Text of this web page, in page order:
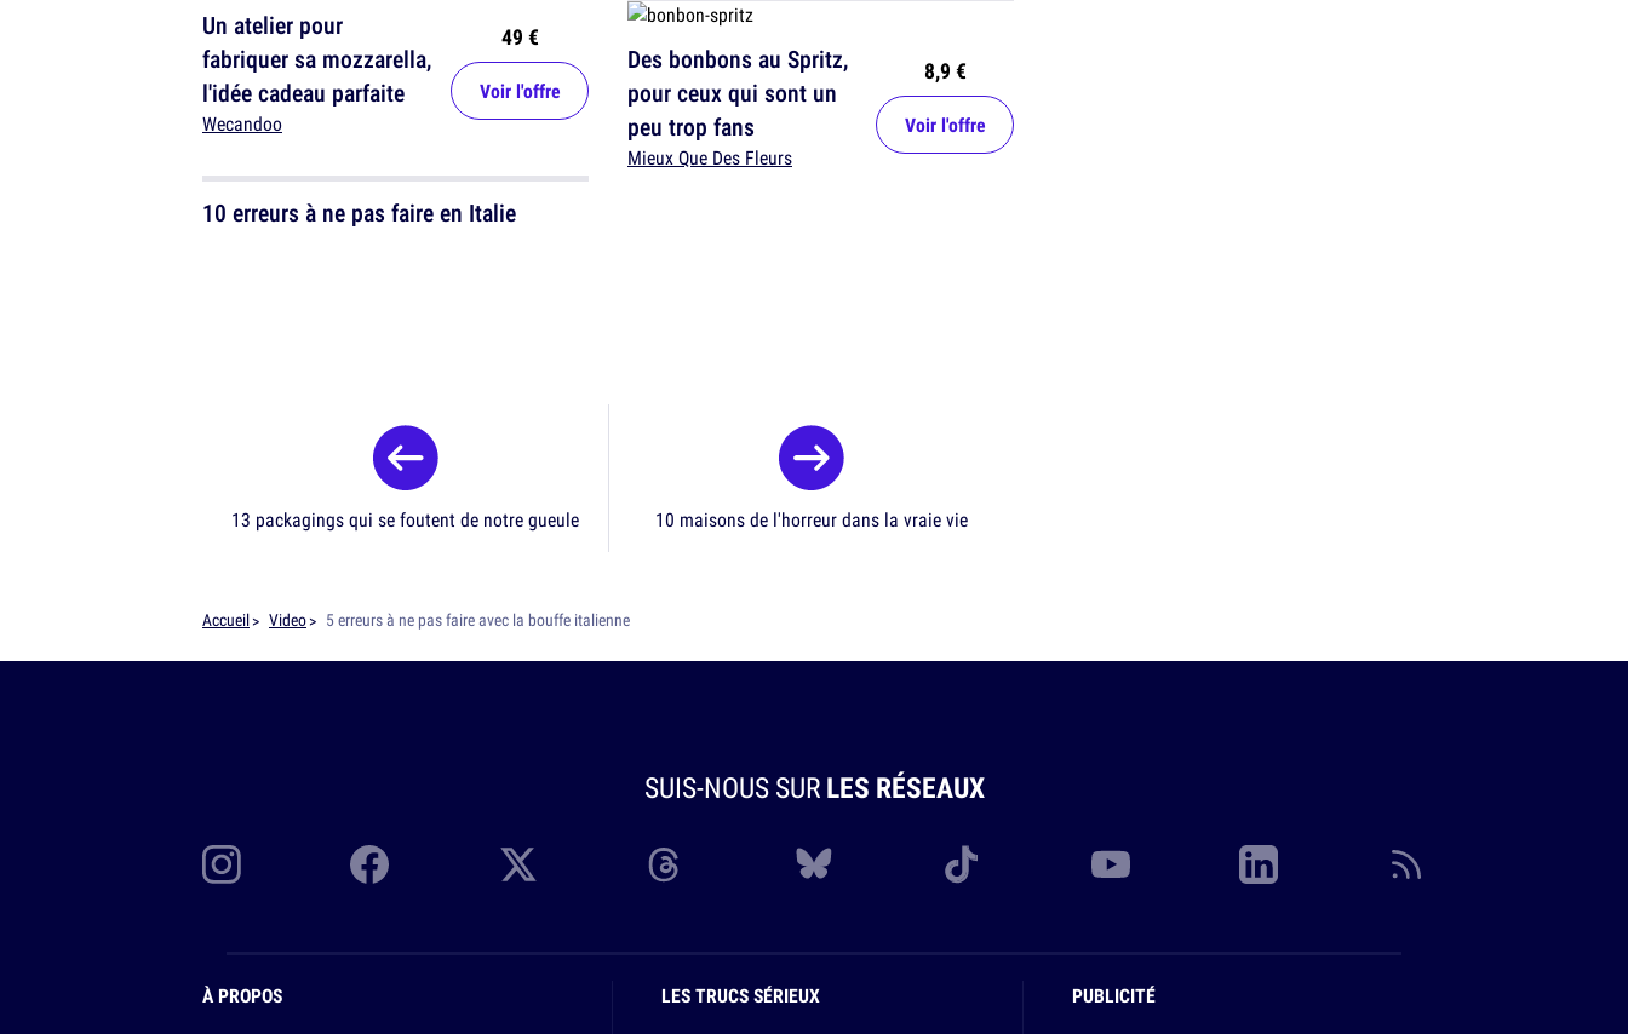
Un atelier pour
fabriquer sa mozzarella,
l'idée cadeau parfaite
Wecandoo
49 €
Voir l'offre
10 erreurs à ne pas faire en Italie
Des bonbons au Spritz,
pour ceux qui sont un
peu trop fans
Mieux Que Des Fleurs
8,9 €
Voir l'offre
13 packagings qui se foutent de notre gueule 10 maisons de l'horreur dans la vraie vie
Accueil Video 5 erreurs à ne pas faire avec la bouffe italienne
SUIS-NOUS SURLES RÉSEAUX
À PROPOS LES TRUCS SÉRIEUX PUBLICITÉ